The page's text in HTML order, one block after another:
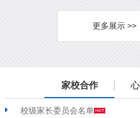
更多展示 >>
家校合作
校级家长委员会名单